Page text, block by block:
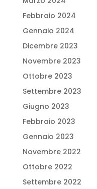
Febbraio 2024
Gennaio 2024
Dicembre 2023
Novembre 2023
Ottobre 2023
Settembre 2023
Giugno 2023
Febbraio 2023
Gennaio 2023
Novembre 2022
Ottobre 2022
Settembre 2022